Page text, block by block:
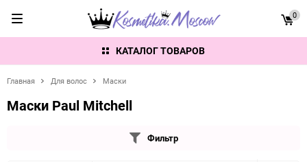
КАТАЛОГ ТОВАРОВ
0
Главная Для волос Маски
Маски Paul Mitchell
Фильтр